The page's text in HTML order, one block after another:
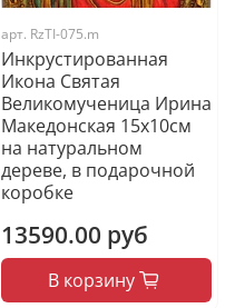
арт. RzTI-075.m
Инкрустированная
Икона Святая
Великомученица Ирина
Македонская 15х10см
на натуральном
дереве, в подарочной
коробке
13590.00 руб
В корзину